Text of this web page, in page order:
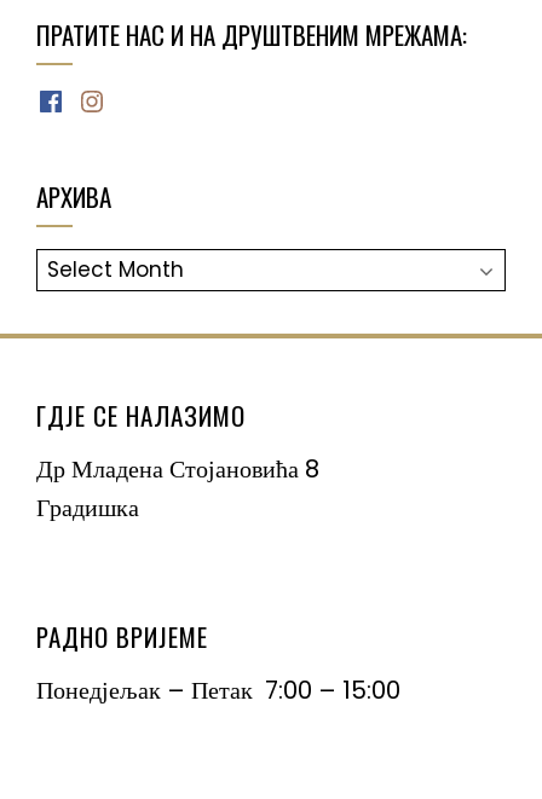
ПРАТИТЕ НАС И НА ДРУШТВЕНИМ МРЕЖАМА:
Facebook
Instagram
АРХИВА
АРХИВА
ГДЈЕ СЕ НАЛАЗИМО
Др Младена Стојановића 8
Градишка
РАДНО ВРИЈЕМЕ
Понедјељак – Петак 7:00 – 15:00